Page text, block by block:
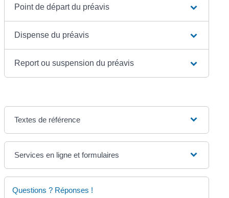
Point de départ du préavis
Dispense du préavis
Report ou suspension du préavis
Textes de référence
Services en ligne et formulaires
Questions ? Réponses !